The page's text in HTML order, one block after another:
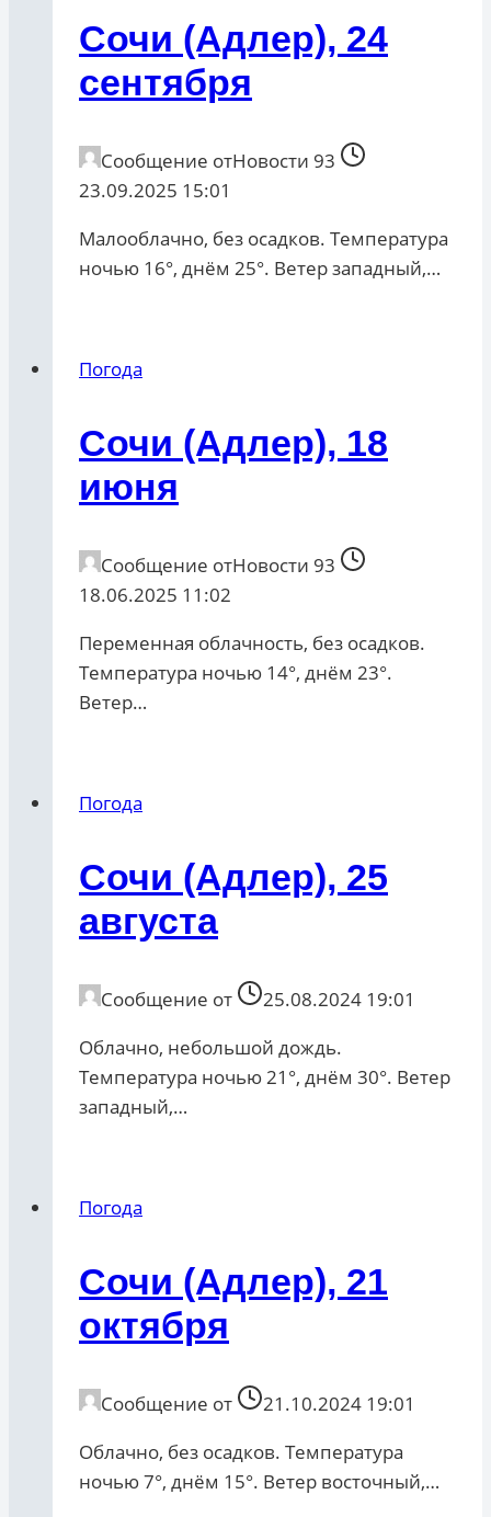
Сочи (Адлер), 24
сентября
Сообщение отНовости 93
23.09.2025 15:01
Малооблачно, без осадков. Температура
ночью 16°, днём 25°. Ветер западный,…
Погода
Сочи (Адлер), 18
июня
Сообщение отНовости 93
18.06.2025 11:02
Переменная облачность, без осадков.
Температура ночью 14°, днём 23°.
Ветер…
Погода
Сочи (Адлер), 25
августа
Сообщение от
25.08.2024 19:01
Облачно, небольшой дождь.
Температура ночью 21°, днём 30°. Ветер
западный,…
Погода
Сочи (Адлер), 21
октября
Сообщение от
21.10.2024 19:01
Облачно, без осадков. Температура
ночью 7°, днём 15°. Ветер восточный,…